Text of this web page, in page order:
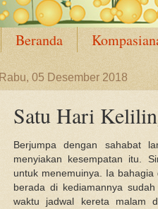
Beranda
Rabu, 05 Desember 2018
Satu Hari
Berjumpa dengan sahabat
menyiakan kesempatan itu.
untuk menemuinya. Ia
berada di kediamannya
waktu jadwal kereta malam